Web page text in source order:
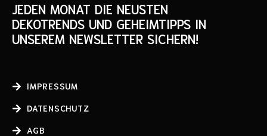
JEDEN MONAT DIE NEUSTEN
DEKOTRENDS UND GEHEIMTIPPS IN
UNSEREM NEWSLETTER SICHERN!
IMPRESSUM
DATENSCHUTZ
AGB